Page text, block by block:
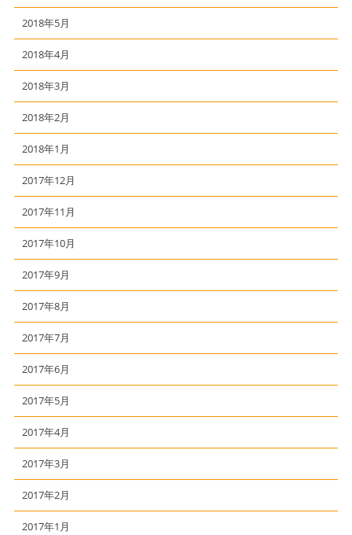
2018年5月
2018年4月
2018年3月
2018年2月
2018年1月
2017年12月
2017年11月
2017年10月
2017年9月
2017年8月
2017年7月
2017年6月
2017年5月
2017年4月
2017年3月
2017年2月
2017年1月